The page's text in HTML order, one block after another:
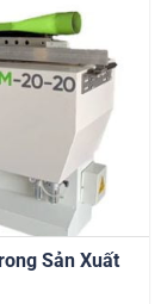
Sản Xuất